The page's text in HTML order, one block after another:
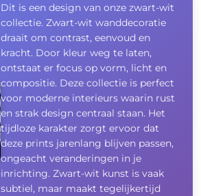
Dit is een design van onze zwart-wit
collectie. Zwart-wit wanddecoratie
draait om contrast, eenvoud en
kracht. Door kleur weg te laten,
ontstaat er focus op vorm, licht en
compositie. Deze collectie is perfect
voor moderne interieurs waarin rust
en strak design centraal staan. Het
tijdloze karakter zorgt ervoor dat
deze prints jarenlang blijven passen,
ongeacht veranderingen in je
inrichting. Zwart-wit kunst is vaak
subtiel, maar maakt tegelijkertijd